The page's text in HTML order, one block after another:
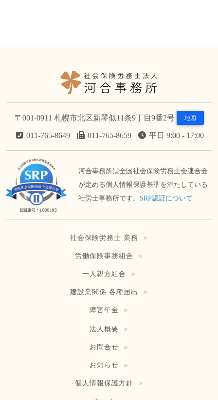
〒001-0911 札幌市北区新琴似11条9丁目9番2号 地図
011-765-8649 011-765-8659 平日 9:00 - 17:00
河合事務所は全国社会保険労務士会連合会
が定める個人情報保護基準を満たしている
社労士事務所です。 SRP認証について
社会保険労務士 業務
労働保険事務組合
一人親方組合
建設業関係 各種届出
障害年金
法人概要
お問合せ
お知らせ
個人情報保護方針